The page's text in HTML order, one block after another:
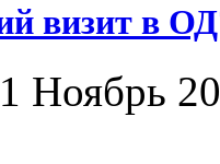
визит в
Ноябрь